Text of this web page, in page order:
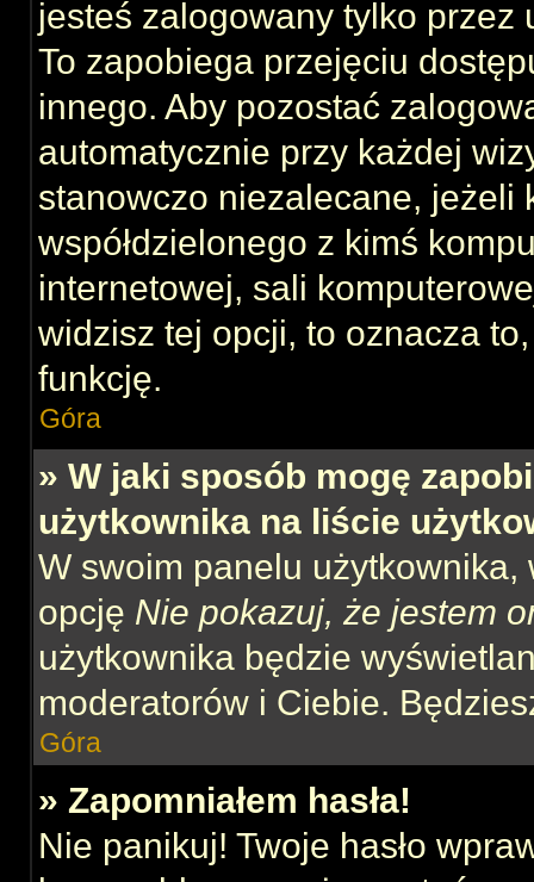
jesteś zalogowany tylko
To zapobiega przejęciu
innego. Aby pozostać
automatycznie przy każdej
stanowczo niezalecane, jeżeli
współdzielonego z kimś
internetowej, sali
widzisz tej opcji, to oznacza
funkcję.
Góra
» W jaki sposób mogę
użytkownika na liście
W swoim panelu użytkownika,
opcję Nie pokazuj, że jestem
użytkownika będzie
moderatorów i Ciebie.
Góra
» Zapomniałem hasła!
Nie panikuj! Twoje hasło